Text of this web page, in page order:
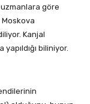
uzmanlara göre
Kanjal
yapıldığı biliniyor.